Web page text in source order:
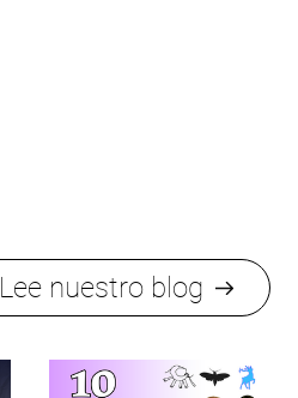
Lee nuestro blog